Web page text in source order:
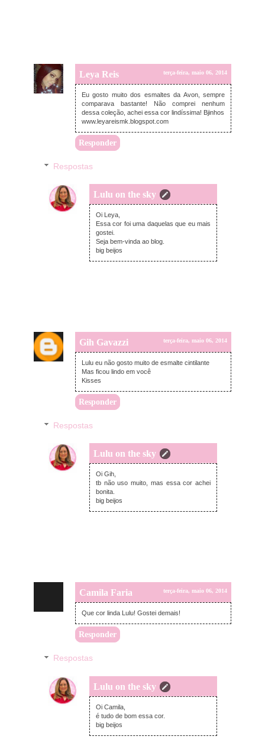
Leya Reis terça-feira, maio 06, 2014
Eu gosto muito dos esmaltes da Avon, sempre
comparava bastante! Não comprei nenhum
dessa coleção, achei essa cor lindíssima! Bjinhos
www.leyareismk.blogspot.com
Responder
Respostas
Lulu on the sky
terça-feira, maio 06, 2014
Oi Leya,
Essa cor foi uma daquelas que eu mais
gostei.
Seja bem-vinda ao blog.
big beijos
Gih Gavazzi terça-feira, maio 06, 2014
Lulu eu não gosto muito de esmalte cintilante
Mas ficou lindo em você
Kisses
Responder
Respostas
Lulu on the sky
terça-feira, maio 06, 2014
Oi Gih,
tb não uso muito, mas essa cor achei
bonita.
big beijos
Camila Faria terça-feira, maio 06, 2014
Que cor linda Lulu! Gostei demais!
Responder
Respostas
Lulu on the sky
terça-feira, maio 06, 2014
Oi Camila,
é tudo de bom essa cor.
big beijos